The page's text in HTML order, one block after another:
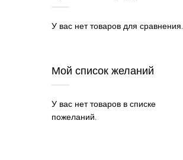
SUMMER
2019
У вас нет товаров для сравнения.
Мой список желаний
У вас нет товаров в списке
пожеланий.